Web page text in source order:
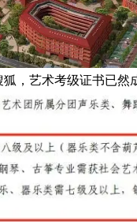
，艺术考级证书已